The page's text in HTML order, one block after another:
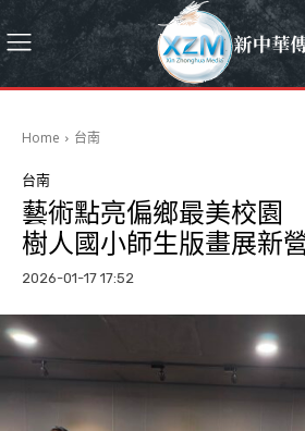
Home 台南
台南
藝術點亮偏鄉最美校園
樹人國小師生版畫展新
2026-01-17 17:52